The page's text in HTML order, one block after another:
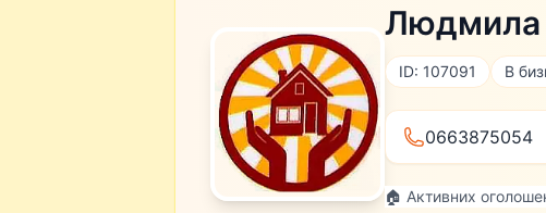
Людмила
ID: 107091 В
0663875054
🏠 Активних